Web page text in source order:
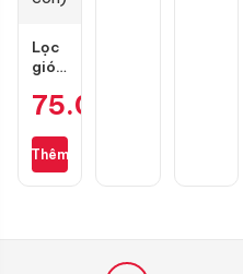
Lọc
gió
cho
S110,
RSX
75.000
Thêm